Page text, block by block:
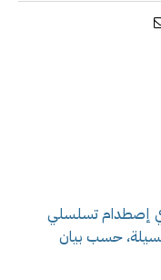
بجروح في إصطدام تسلسلي
المسيلة، حسب بيان